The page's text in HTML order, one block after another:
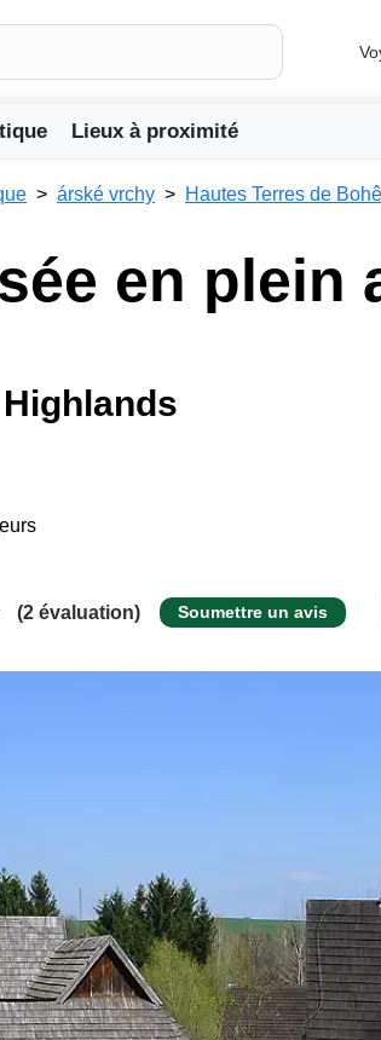
Lieux à proximité
árské vrchy Hautes Terres de
en plein
(2 évaluation) Soumettre un avis